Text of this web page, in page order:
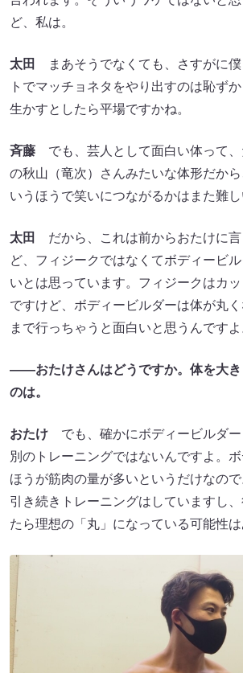
ど、私は。
太田
まあそうでなくても、さすがに
トでマッチョネタをやり出すのは恥ず
生かすとしたら平場ですかね。
斉藤 でも、芸人として面白い体って、
の秋山（竜次）さんみたいな体形だか
いうほうで笑いにつながるかはまた難し
太田
だから、これは前からおたけに
ど、フィジークではなくてボディービ
いとは思っています。フィジークはカ
ですけど、ボディービルダーは体が丸
まで行っちゃうと面白いと思うんですよ
――おたけさんはどうですか。体を大き
のは。
おたけ でも、確かにボディービルダー
別のトレーニングではないんですよ。
ほうが筋肉の量が多いというだけなの
引き続きトレーニングはしていますし
たら理想の「丸」になっている可能性は